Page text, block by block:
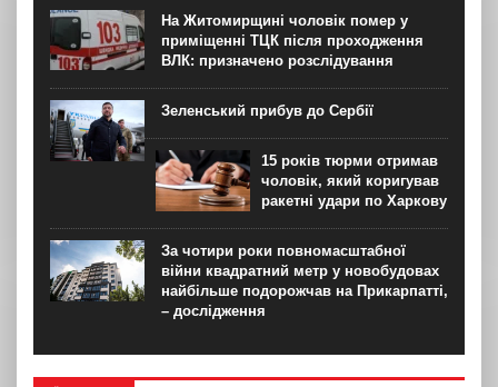
На Житомирщині чоловік помер у
приміщенні ТЦК після проходження
ВЛК: призначено розслідування
Зеленський прибув до Сербії
15 років тюрми отримав
чоловік, який коригував
ракетні удари по Харкову
За чотири роки повномасштабної
війни квадратний метр у новобудовах
найбільше подорожчав на Прикарпатті,
– дослідження